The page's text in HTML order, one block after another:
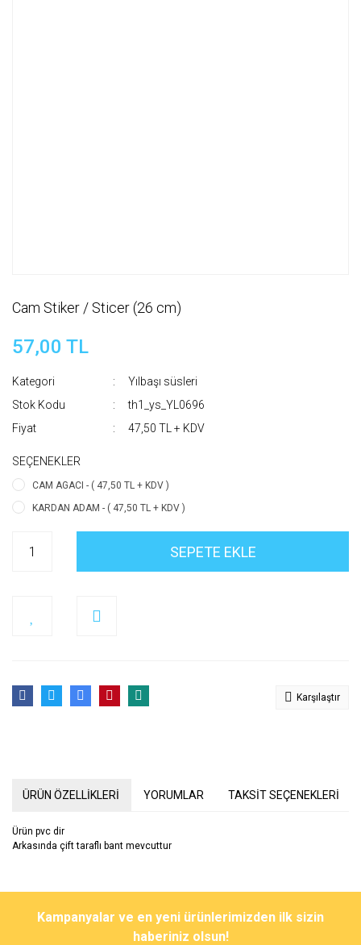
Cam Stiker / Sticer (26 cm)
57,00 TL
Kategori
Yılbaşı süsleri
Stok Kodu
th1_ys_YL0696
Fiyat
47,50 TL + KDV
SEÇENEKLER
CAM AGACI - ( 47,50 TL + KDV )
KARDAN ADAM - ( 47,50 TL + KDV )
SEPETE EKLE
Karşılaştır
ÜRÜN ÖZELLİKLERİ YORUMLAR TAKSİT SEÇENEKLERİ
Ürün pvc dir
Arkasında çift taraflı bant mevcuttur
Bu ürüne ilk yorumu siz yapın!
tarafımıza iletebilirsiniz.
Görüş ve önerileriniz için teşekkür ederiz.
Kampanyalar ve en yeni ürünlerimizden ilk sizin
haberiniz olsun!